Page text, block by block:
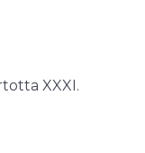
XXXI.